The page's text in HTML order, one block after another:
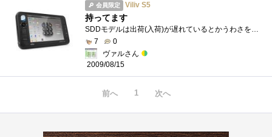
会員限定 Viliv S5
持ってます
SDDモデルは出荷(入荷)が遅れているとかうわさを聞きながら8月はいって2週間、ついに届きましたまだおなじみMY設定すらしてない状態なので起動�...
7
0
ヴァルさん
2009/08/15
前へ 1 次へ